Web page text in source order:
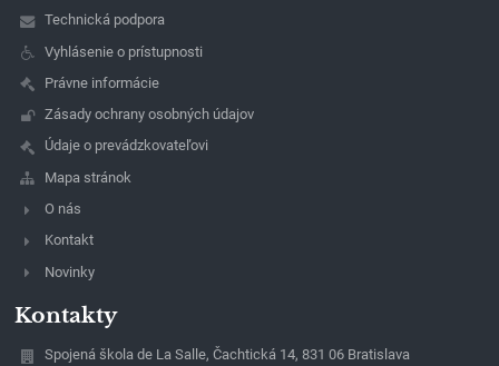
Technická podpora
Vyhlásenie o prístupnosti
Právne informácie
Zásady ochrany osobných údajov
Údaje o prevádzkovateľovi
Mapa stránok
O nás
Kontakt
Novinky
Kontakty
Spojená škola de La Salle, Čachtická 14, 831 06 Bratislava